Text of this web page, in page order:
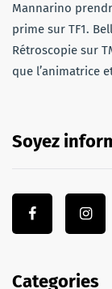
Mannarino
prime sur TF1.
Rétroscopie sur
que l’animatrice
Soyez
Categories